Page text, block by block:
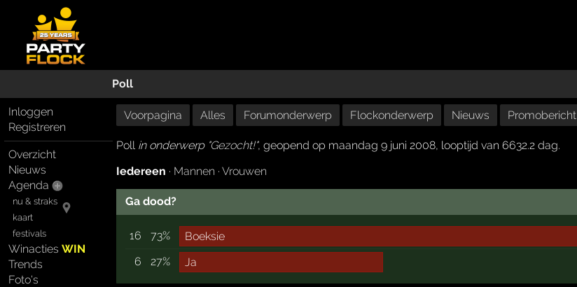
Poll
Inloggen
Registreren
Overzicht
Nieuws
Agenda
nu & straks
kaart
festivals
WinactiesWIN
Trends
Foto's
Voorpagina Alles Forumonderwerp Flockonderwerp Nieuws Promobericht
Poll in onderwerp "Gezocht!", geopend op maandag 9 juni 2008, looptijd van 6632.2 dag.
Iedereen · Mannen · Vrouwen
Ga dood?
16 73%
Boeksie
6
27% Ja